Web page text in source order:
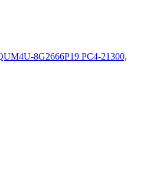
8G2666P19 PC4-21300,